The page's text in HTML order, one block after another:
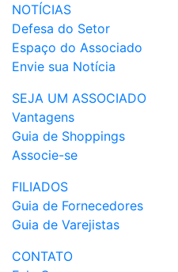
NOTÍCIAS
Defesa do Setor
Espaço do Associado
Envie sua Notícia
SEJA UM ASSOCIADO
Vantagens
Guia de Shoppings
Associe-se
FILIADOS
Guia de Fornecedores
Guia de Varejistas
CONTATO